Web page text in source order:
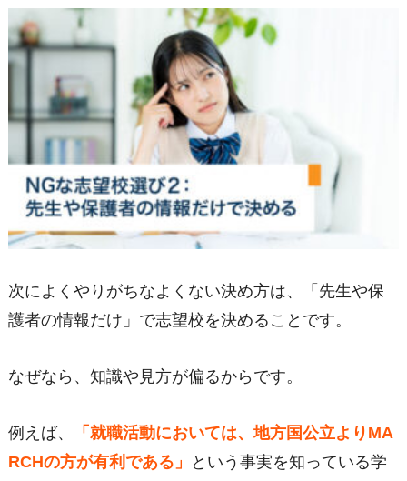
次によくやりがちなよくない決め方は、「先生や保
護者の情報だけ」で志望校を決めることです。
なぜなら、知識や見方が偏るからです。
例えば、
「就職活動においては、地方国公立よりMA
RCHの方が有利である」
という事実を知っている学